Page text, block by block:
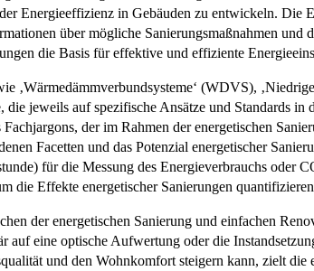
Energieeffizienz in Gebäuden zu entwickeln. Die
über mögliche Sanierungsmaßnahmen und
die Basis für effektive und effiziente
‚Wärmedämmverbundsysteme‘ (WDVS),
die jeweils auf spezifische Ansätze und Standards
der im Rahmen der energetischen
Facetten und das Potenzial energetischer
für die Messung des Energieverbrauchs oder
die Effekte energetischer Sanierungen
der energetischen Sanierung und einfachen
auf eine optische Aufwertung oder die
und den Wohnkomfort steigern kann, zielt die